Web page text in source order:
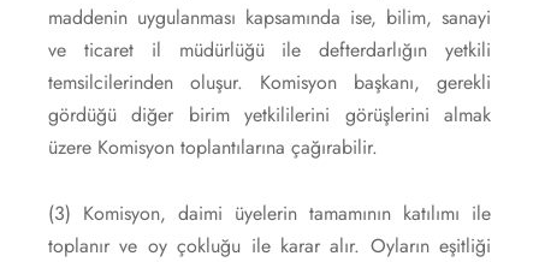
maddenin uygulanması kapsamında ise, bilim, sanayi
ve ticaret il müdürlüğü ile defterdarlığın yetkili
temsilcilerinden oluşur. Komisyon başkanı, gerekli
gördüğü diğer birim yetkililerini görüşlerini almak
üzere Komisyon toplantılarına çağırabilir.
(3) Komisyon, daimi üyelerin tamamının katılımı ile
toplanır ve oy çokluğu ile karar alır. Oyların eşitliği